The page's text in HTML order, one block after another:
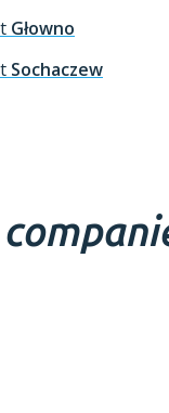
Głowno
Sochaczew